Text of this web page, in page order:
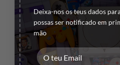
Deixa-nos os teus dados
possas ser notificado em
mão
ESGOTADO